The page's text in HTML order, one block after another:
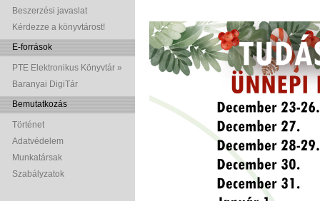
Beszerzési javaslat
Kérdezze a könyvtárost!
E-források
PTE Elektronikus Könyvtár »
Baranyai DigiTár
Bemutatkozás
Történet
Adatvédelem
Munkatársak
Szabályzatok